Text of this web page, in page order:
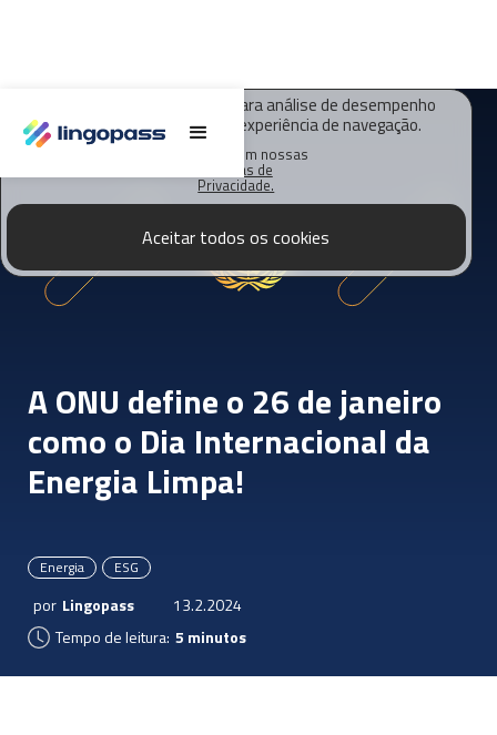
O Lingopass utiliza cookies para análise de desempenho
deste site e melhorar sua experiência de navegação.
Saiba mais em nossas
Políticas de
Privacidade.
Aceitar todos os cookies
A ONU define o 26 de janeiro
como o Dia Internacional da
Energia Limpa!
Energia ESG
por Lingopass
13.2.2024
Tempo de leitura: 5 minutos